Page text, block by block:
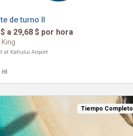
de turno II
a 29,68 $ por hora
at Kahului Airport
HI
Tiempo Completo